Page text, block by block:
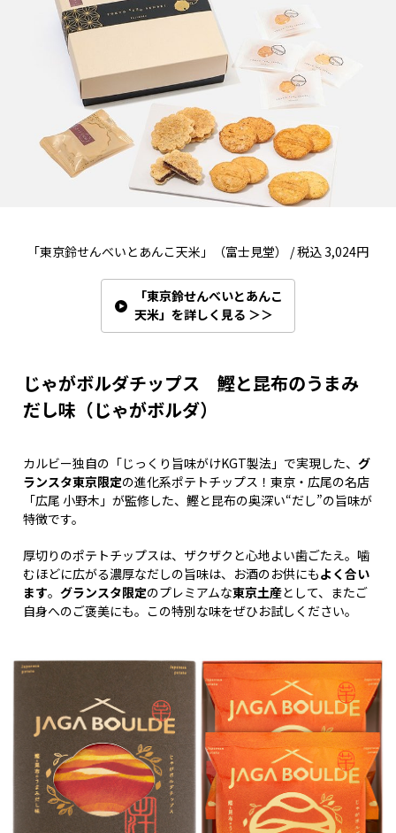
「東京鈴せんべいとあんこ天米」（富士見堂） / 税込 3,024円
「東京鈴せんべいとあんこ
天米」を詳しく見る ＞＞
じゃがボルダチップス 鰹と昆布のうまみ
だし味（じゃがボルダ）
カルビー独自の「じっくり旨味がけKGT製法」で実現した、 グ
ランスタ東京限定の進化系ポテトチップス！東京・広尾の名店
「広尾 小野木」が監修した、鰹と昆布の奥深い“だし”の旨味が
特徴です。
厚切りのポテトチップスは、ザクザクと心地よい歯ごたえ。噛
むほどに広がる濃厚なだしの旨味は、お酒のお供にもよく合い
ます。 グランスタ限定のプレミアムな東京土産として、またご
自身へのご褒美にも。この特別な味をぜひお試しください。